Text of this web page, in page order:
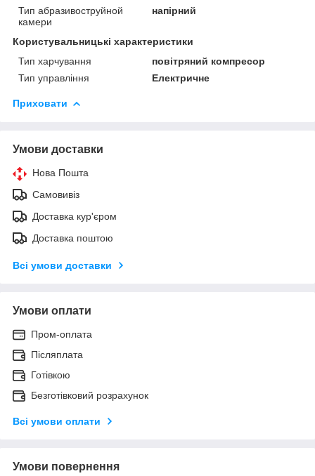
Тип абразивоструйной
камери
напірний
Користувальницькі характеристики
Тип харчування
повітряний компресор
Тип управління
Електричне
Приховати
Умови доставки
Нова Пошта
Самовивіз
Доставка кур'єром
Доставка поштою
Всі умови доставки
Умови оплати
Пром-оплата
Післяплата
Готівкою
Безготівковий розрахунок
Всі умови оплати
Умови повернення